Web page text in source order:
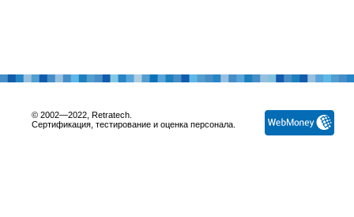
© 2002—2022, Retratech.
Сертификация, тестирование и оценка персонала.